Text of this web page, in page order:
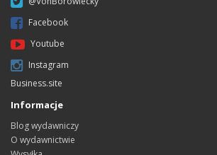
Facebook
Youtube
Instagram
Business.site
Informacje
Blog wydawniczy
O wydawnictwie